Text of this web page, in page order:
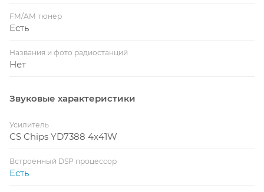
FM/AM тюнер
Есть
Названия и фото радиостанций
Нет
Звуковые характеристики
Усилитель
CS Chips YD7388 4x41W
Встроенный DSP процессор
Есть